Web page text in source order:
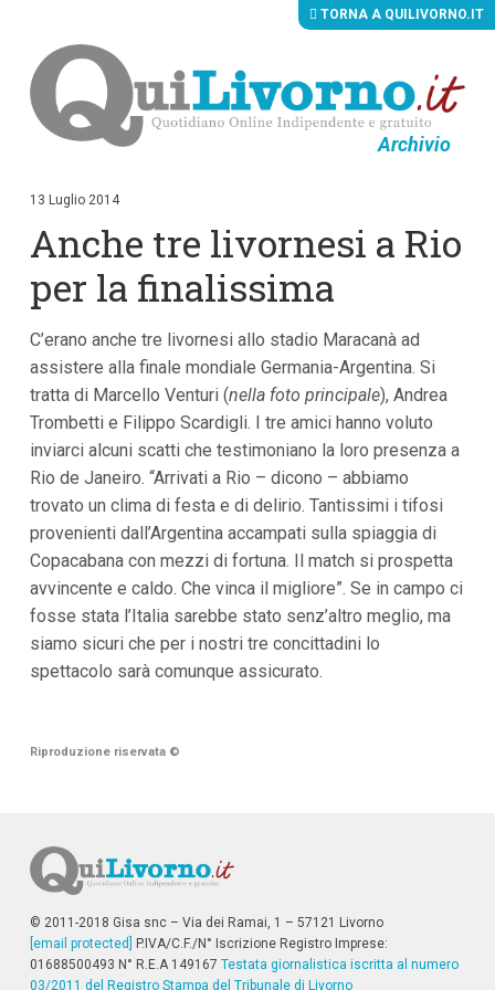
Archivio
i
c
n
t
n
u
i
p
i
n
i
p
a
l
i
V
a
i
l
ù
c
i
p
l
e
V
a
TORNA A QUILIVORNO.IT
13 Luglio 2014
Anche tre livornesi a Rio
per la finalissima
C’erano anche tre livornesi allo stadio Maracanà ad
assistere alla finale mondiale Germania-Argentina. Si
tratta di Marcello Venturi (nella foto principale), Andrea
Trombetti e Filippo Scardigli. I tre amici hanno voluto
inviarci alcuni scatti che testimoniano la loro presenza a
Rio de Janeiro. “Arrivati a Rio – dicono – abbiamo
trovato un clima di festa e di delirio. Tantissimi i tifosi
provenienti dall’Argentina accampati sulla spiaggia di
Copacabana con mezzi di fortuna. Il match si prospetta
avvincente e caldo. Che vinca il migliore”. Se in campo ci
fosse stata l’Italia sarebbe stato senz’altro meglio, ma
siamo sicuri che per i nostri tre concittadini lo
spettacolo sarà comunque assicurato.
Riproduzione riservata ©
© 2011-2018 Gisa snc – Via dei Ramai, 1 – 57121 Livorno
[email protected]
P.IVA/C.F./N° Iscrizione Registro Imprese:
01688500493 N° R.E.A 149167 Testata giornalistica iscritta al numero
03/2011 del Registro Stampa del Tribunale di Livorno